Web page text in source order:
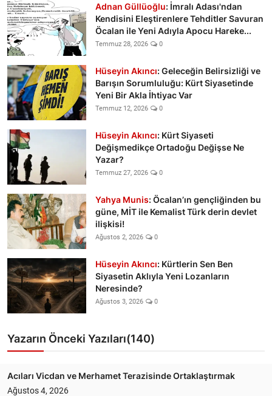
Adnan Güllüoğlu: İmralı Adası'ndan
Kendisini Eleştirenlere Tehditler Savuran
Öcalan ile Yeni Adıyla Apocu Hareke...
Temmuz 28, 2026 0
Hüseyin Akıncı: Geleceğin Belirsizliği ve
Barışın Sorumluluğu: Kürt Siyasetinde
Yeni Bir Akla İhtiyac Var
Temmuz 12, 2026 0
Hüseyin Akıncı: Kürt Siyaseti
Değişmedikçe Ortadoğu Değişse Ne
Yazar?
Temmuz 27, 2026 0
Yahya Munis: Öcalan’ın gençliğinden bu
güne, MİT ile Kemalist Türk derin devlet
ilişkisi!
Ağustos 2, 2026 0
Hüseyin Akıncı: Kürtlerin Sen Ben
Siyasetin Aklıyla Yeni Lozanların
Neresinde?
Ağustos 3, 2026 0
Yazarın Önceki Yazıları(140)
Acıları Vicdan ve Merhamet Terazisinde Ortaklaştırmak
Ağustos 4, 2026